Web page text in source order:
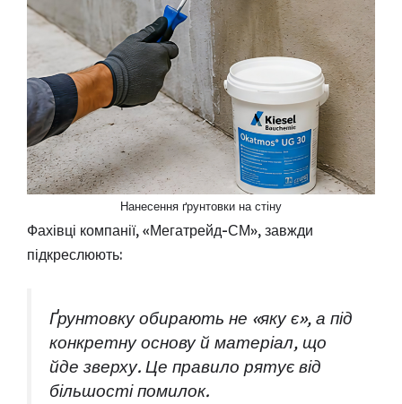
Нанесення ґрунтовки на стіну
Фахівці компанії, «Мегатрейд-СМ», завжди
підкреслюють:
Ґрунтовку обирають не «яку є», а під
конкретну основу й матеріал, що
йде зверху. Це правило рятує від
більшості помилок.